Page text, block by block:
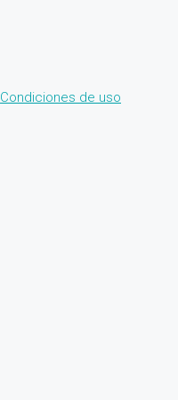
Condiciones de uso